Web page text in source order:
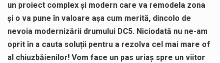
un proiect complex și modern care va remodela zona
și o va pune în valoare așa cum merită, dincolo de
nevoia modernizării drumului DC5. Niciodată nu ne-am
oprit în a cauta soluții pentru a rezolva cel mai mare of
al chiuzbăienilor! Vom face un pas uriaș spre un viitor